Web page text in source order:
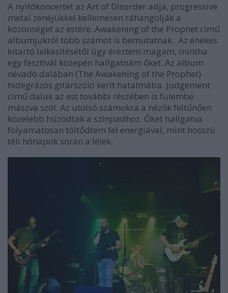
A nyitókoncertet az Art of Disorder adja, progressive
metal zenéjükkel kellemesen ráhangolják a
közönséget az estére. Awakening of the Prophet című
albumjukról több számot is bemutatnak. Az énekes
kitartó lelkesítésétől úgy éreztem magam, mintha
egy fesztivál közepén hallgatnám őket. Az album
névadó dalában (The Awakening of the Prophet)
hidegrázós gitárszóló kerít hatalmába. Judgement
című daluk az est további részében is fülembe
mászva szól. Az utolsó számokra a nézők feltűnően
közelebb húzódtak a színpadhoz. Őket hallgatva
folyamatosan töltődtem fel energiával, mint hosszú
téli hónapok során a lélek.